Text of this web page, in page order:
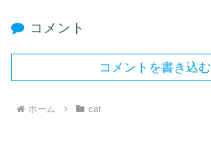
コメント
コメントを書き込む
ホーム cat